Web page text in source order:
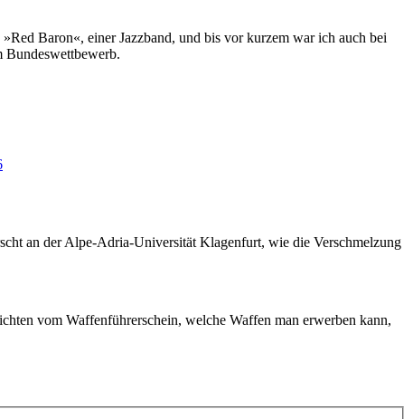
Baron«, einer Jazzband, und bis vor kurzem war ich auch bei
Bundeswettbewerb.
an der Alpe-Adria-Universität Klagenfurt, wie die Verschmelzung
vom Waffenführerschein, welche Waffen man erwerben kann,